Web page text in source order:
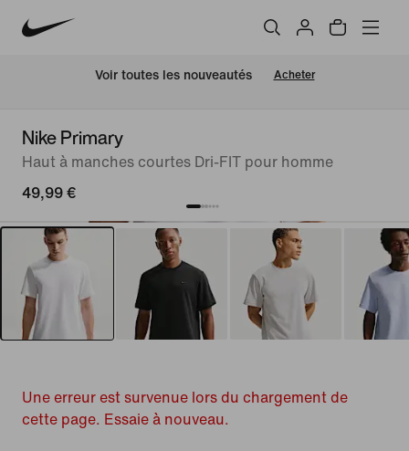
Voir toutes les nouveautés Acheter
Nike Primary
Haut à manches courtes Dri-FIT pour homme
49,99 €
Une erreur est survenue lors du chargement de
cette page. Essaie à nouveau.